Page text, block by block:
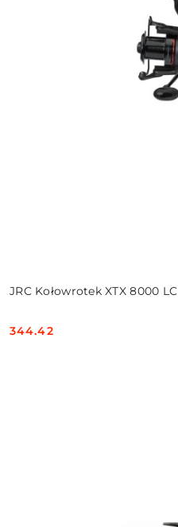
JRC Kołowrotek XTX 8000 LC
Cena:
344.42